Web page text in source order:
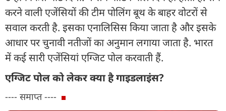
करने वाली एजेंसियों की टीम पोलिंग बूथ के बाहर वोटरों से
सवाल करती है. इसका एनालिसिस किया जाता है और इसके
आधार पर चुनावी नतीजों का अनुमान लगाया जाता है. भारत
में कई सारी एजेंसियां एग्जिट पोल करवाती हैं.
एग्जिट पोल को लेकर क्या है गाइडलाइंस?
---- समाप्त ----